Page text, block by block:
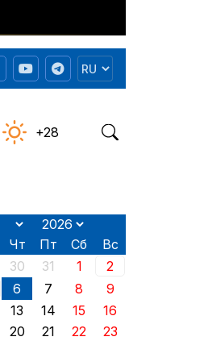
+28
Чт Пт Сб
Вс
30 31 1
2
6 7 8
9
13 14 15
16
20 21 22
23